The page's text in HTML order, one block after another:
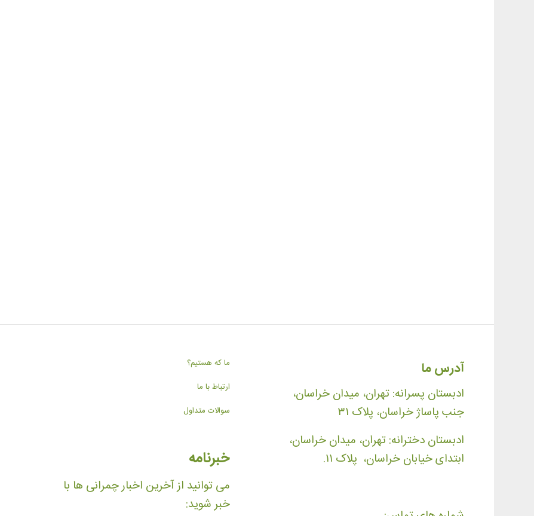
آدرس ما
ادبستان پسرانه: تهران، میدان خراسان،
جنب پاساژ خراسان، پلاک ۳۱
ادبستان دخترانه: تهران، میدان خراسان،
ابتدای خیابان خراسان، پلاک ۱۱.
ما که هستیم؟
ارتباط با ما
سوالات متداول
خبرنامه
می توانید از آخرین اخبار چمرانی ها با
خبر شوید: